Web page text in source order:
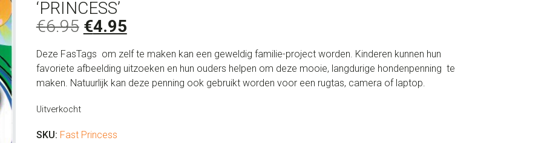
‘PRINCESS’
€6.95 Oorspronkelijke
was:
€6.95.
€4.95Huidige
is:
€4.95.
Deze FasTags om zelf te maken kan een geweldig familie-project worden. Kinderen kunnen hun
favoriete afbeelding uitzoeken en hun ouders helpen om deze mooie, langdurige hondenpenning te
maken. Natuurlijk kan deze penning ook gebruikt worden voor een rugtas, camera of laptop.
Uitverkocht
SKU: Fast Princess